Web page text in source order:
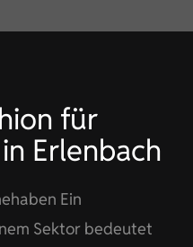
für
Erlenbach
Ein
Sektor bedeutet